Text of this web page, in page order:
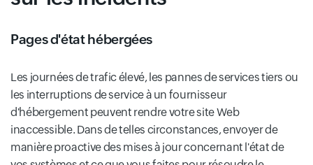
Pages d'état hébergées
Les journées de trafic élevé, les pannes de services tiers ou
les interruptions de service à un fournisseur
d'hébergement peuvent rendre votre site Web
inaccessible. Dans de telles circonstances, envoyer de
manière proactive des mises à jour concernant l'état de